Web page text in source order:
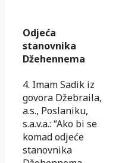
Odjeća
stanovnika
Džehennema
4. Imam Sadik iz
govora Džebraila,
a.s., Poslaniku,
s.a.v.a.: “Ako bi se
komad odjeće
stanovnika